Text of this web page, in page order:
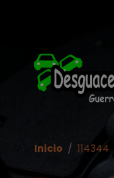
Inicio / 114344